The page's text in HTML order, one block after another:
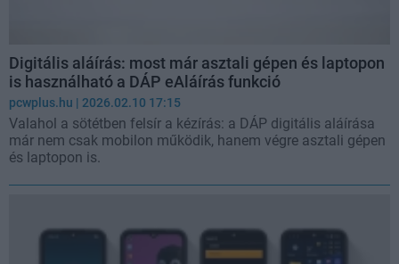
Digitális aláírás: most már asztali gépen és laptopon
is használható a DÁP eAláírás funkció
pcwplus.hu | 2026.02.10 17:15
Valahol a sötétben felsír a kézírás: a DÁP digitális aláírása
már nem csak mobilon működik, hanem végre asztali gépen
és laptopon is.